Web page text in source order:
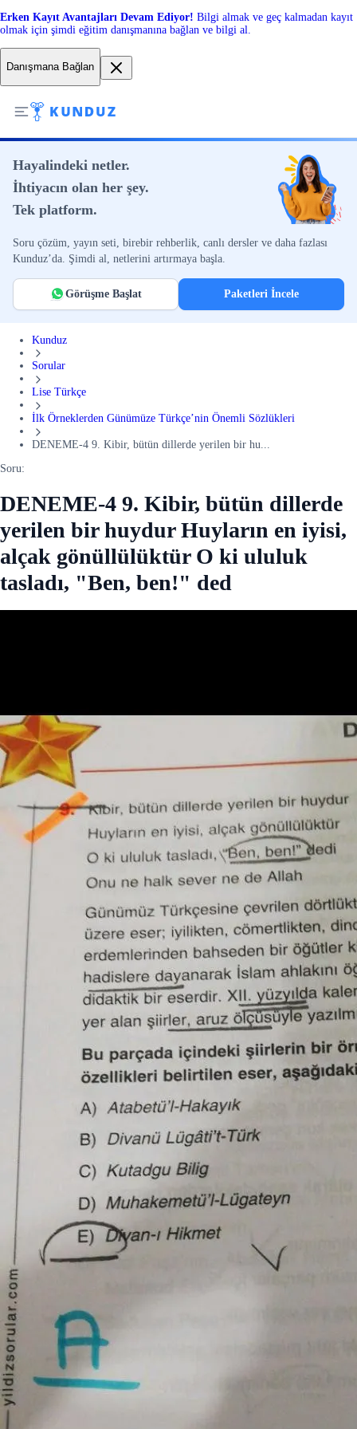
Erken Kayıt Avantajları Devam Ediyor! Bilgi almak ve geç kalmadan kayıt
olmak için şimdi eğitim danışmanına bağlan ve bilgi al.
Danışmana Bağlan
Hayalindeki netler.
İhtiyacın olan her şey.
Tek platform.
Soru çözüm, yayın seti, birebir rehberlik, canlı dersler ve daha fazlası
Kunduz’da. Şimdi al, netlerini artırmaya başla.
Görüşme Başlat Paketleri İncele
Kunduz
Sorular
Lise Türkçe
İlk Örneklerden Günümüze Türkçe’nin Önemli Sözlükleri
DENEME-4 9. Kibir, bütün dillerde yerilen bir hu...
Soru:
DENEME-4 9. Kibir, bütün dillerde
yerilen bir huydur Huyların en iyisi,
alçak gönüllülüktür O ki ululuk
tasladı, "Ben, ben!" ded